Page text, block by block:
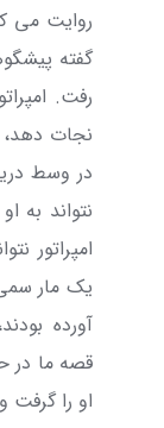
روایت می
گفته
رفت.
نجات
در وسط
نتواند به
امپراتور
یک مار
آورده
قصه ما در
او را